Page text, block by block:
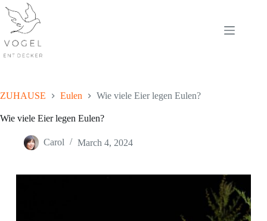
content
ZUHAUSE Eulen Wie viele Eier legen Eulen?
Wie viele Eier legen Eulen?
Carol March 4, 2024